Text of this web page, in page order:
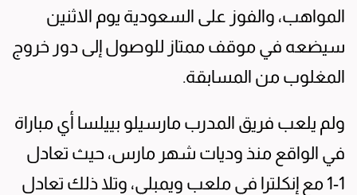
المواهب، والفوز على السعودية يوم الاثنين
سيضعه في موقف ممتاز للوصول إلى دور خروج
المغلوب من المسابقة.
ولم يلعب فريق المدرب مارسيلو بييلسا أي مباراة
في الواقع منذ وديات شهر مارس، حيث تعادل
1-1 مع إنكلترا في ملعب ويمبلي، وتلا ذلك تعادل